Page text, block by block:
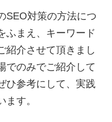
SEO対策の方法につ
ふまえ、キーワード
紹介させて頂きまし
でのみでご紹介して
ひ参考にして、実践
ます。